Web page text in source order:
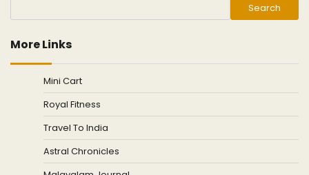
Search
More Links
Mini Cart
Royal Fitness
Travel To India
Astral Chronicles